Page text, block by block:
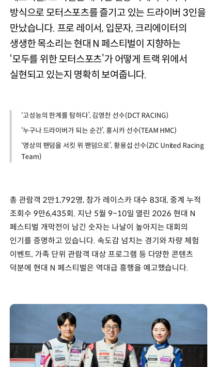
방식으로 모터스포츠를 즐기고 있는 드라이버 3인을
만났습니다. 프로 레이서, 입문자, 크리에이터의
생생한 목소리는 현대 N 페스티벌이 지향하는
‘모두를 위한 모터스포츠’가 어떻게 트랙 위에서
실현되고 있는지 명확히 보여줍니다.
‘고성능의 한계를 탐하다’, 김영찬 선수(DCT RACING)
‘누구나 드라이버가 되는 순간’, 홍시카 선수(TEAM HMC)
‘영상의 팬덤을 서킷 위 팬덤으로’, 황용섭 선수(ZIC United Racing
Team)
총 관람객 2만1,792명, 참가 레이스카 대수 83대, 중계 누적
조회수 9만6,435회. 지난 5월 9~10일 열린 2026 현대 N
페스티벌 개막전이 남긴 숫자는 나날이 높아지는 대회의
인기를 증명하고 있습니다. 속도감 넘치는 경기와 차량 체험
이벤트, 가족 단위 관람객 대상 프로그램 등 다양한 콘텐츠
덕분에 현대 N 페스티벌은 역대급 흥행을 예고했습니다.